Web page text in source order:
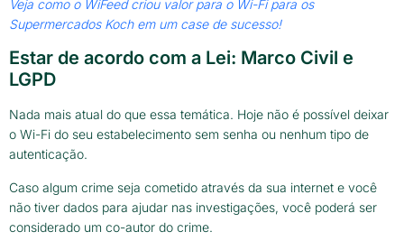
Veja como o WiFeed criou valor para o Wi-Fi para os
Supermercados Koch em um case de sucesso!
Estar de acordo com a Lei: Marco Civil e
LGPD
Nada mais atual do que essa temática. Hoje não é possível deixar
o Wi-Fi do seu estabelecimento sem senha ou nenhum tipo de
autenticação.
Caso algum crime seja cometido através da sua internet e você
não tiver dados para ajudar nas investigações, você poderá ser
considerado um co-autor do crime.